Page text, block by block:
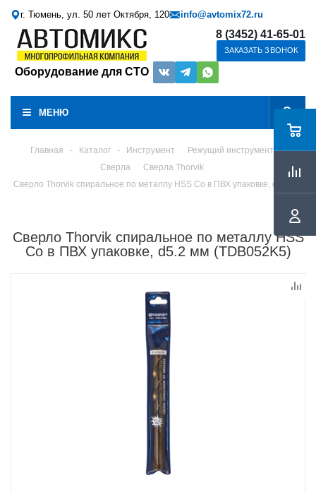
г. Тюмень, ул. 50 лет Октября, 120 info@avtomix72.ru
Оборудование для СТО
8 (3452) 41-65-01
ЗАКАЗАТЬ ЗВОНОК
МЕНЮ
Главная - Каталог - Инструмент
Режущий инструмент
Сверла
Сверла Thorvik
Сверло Thorvik спиральное по металлу HSS Co в ПВХ упаковке, d5.2 мм
Сверло Thorvik спиральное по металлу HSS
Co в ПВХ упаковке, d5.2 мм (TDB052K5)